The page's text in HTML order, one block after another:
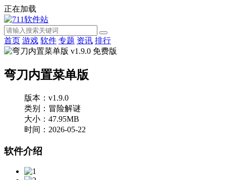
正在加载
首页 游戏 软件 专题 资讯 排行
弯刀内置菜单版
版本：v1.9.0
类别：冒险解谜
大小：47.95MB
时间：2026-05-22
软件介绍